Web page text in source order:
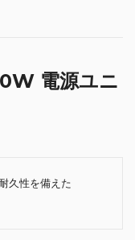
電源ユニ
久性を備えた